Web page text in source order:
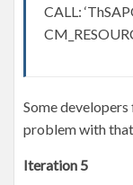
CALL:
Some
problem with
Iteration 5